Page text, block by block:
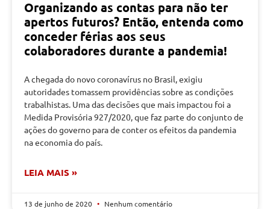
Organizando as contas para não ter
apertos futuros? Então, entenda como
conceder férias aos seus
colaboradores durante a pandemia!
A chegada do novo coronavírus no Brasil, exigiu
autoridades tomassem providências sobre as condições
trabalhistas. Uma das decisões que mais impactou foi a
Medida Provisória 927/2020, que faz parte do conjunto de
ações do governo para de conter os efeitos da pandemia
na economia do país.
LEIA MAIS »
13 de junho de 2020 Nenhum comentário